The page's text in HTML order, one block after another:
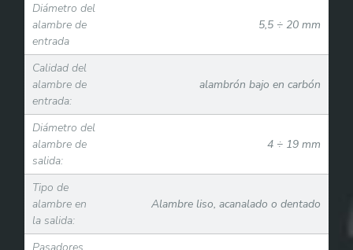
Diámetro del
alambre de
entrada
5,5 ÷ 20 mm
Calidad del
alambre de
entrada:
alambrón bajo en carbón
Diámetro del
alambre de
salida:
4 ÷ 19 mm
Tipo de
alambre en
la salida:
Alambre liso, acanalado o dentado